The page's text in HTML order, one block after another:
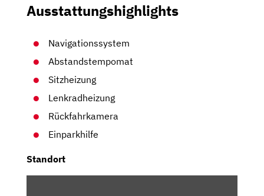
Ausstattungshighlights
Navigationssystem
Abstandstempomat
Sitzheizung
Lenkradheizung
Rückfahrkamera
Einparkhilfe
Standort